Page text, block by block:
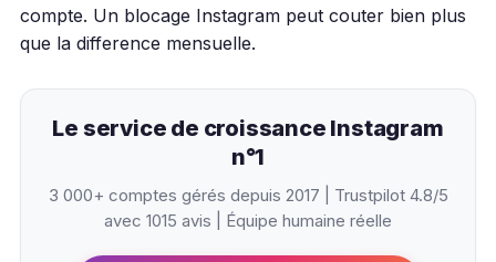
compte. Un blocage Instagram peut couter bien plus
que la difference mensuelle.
Le service de croissance Instagram
n°1
3 000+ comptes gérés depuis 2017 | Trustpilot 4.8/5
avec 1015 avis | Équipe humaine réelle